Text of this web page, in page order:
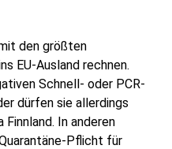
den größten
EU-Ausland rechnen.
Schnell- oder PCR-
dürfen sie allerdings
In anderen
Pflicht für